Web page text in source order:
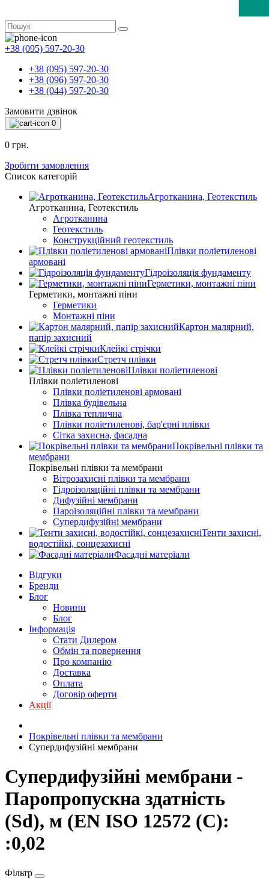
+38 (095) 597-20-30
+38 (095) 597-20-30
+38 (096) 597-20-30
+38 (044) 597-20-30
Замовити дзвінок
0
0 грн.
Зробити замовлення
Список категорій
Агротканина, Геотекстиль
Агротканина, Геотекстиль
Агротканина
Геотекстиль
Конструкційний геотекстиль
Плівки поліетиленові
армовані
Гідроізоляція фундаменту
Герметики, монтажні піни
Герметики, монтажні піни
Герметики
Монтажні піни
Картон малярний,
папір захисний
Клейкі стрічки
Стретч плівки
Плівки поліетиленові
Плівки поліетиленові
Плівки поліетиленові армовані
Плівка будівельна
Плівка теплична
Плівки поліетиленові, бар'єрні плівки
Сітка захисна, фасадна
Покрівельні плівки та
мембрани
Покрівельні плівки та мембрани
Вітрозахисні плівки та мембрани
Гідроізоляційні плівки та мембрани
Дифузійні мембрани
Пароізоляційні плівки та мембрани
Супердифузійні мембрани
Тенти захисні,
водостійкі, сонцезахисні
Фасадні матеріали
Відгуки
Бренди
Блог
Новини
Блог
Інформація
Стати Дилером
Обмін та повернення
Про компанію
Доставка
Оплата
Договір оферти
Акції
Покрівельні плівки та мембрани
Супердифузійні мембрани
Супердифузійні мембрани -
Паропропускна здатність
(Sd), м (EN ISO 12572 (C):
:0,02
Фільтр